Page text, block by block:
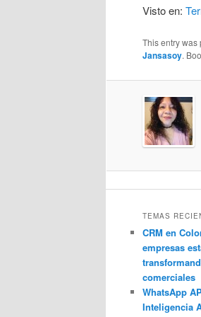
Visto en:
This entry
Jansasoy.
TEMAS
CRM en
empresas
comerciales
WhatsApp
Inteligencia